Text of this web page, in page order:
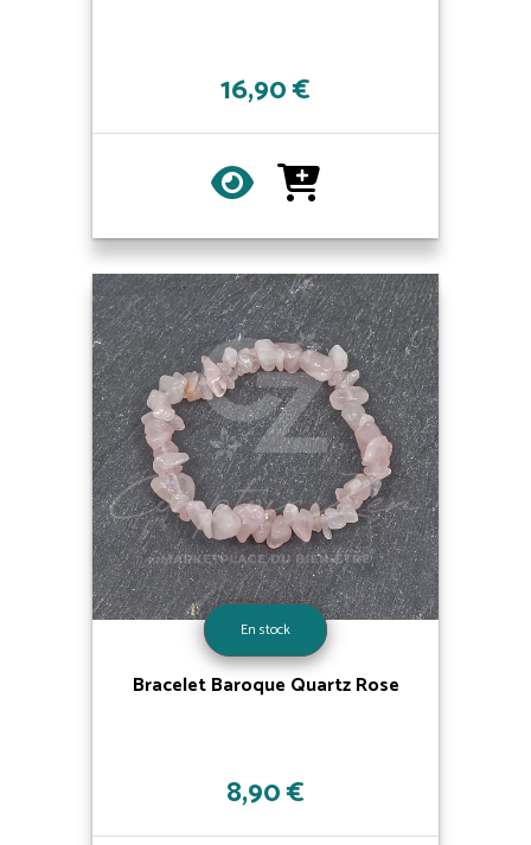
16,90 €
En stock
Bracelet Baroque Quartz Rose
8,90 €